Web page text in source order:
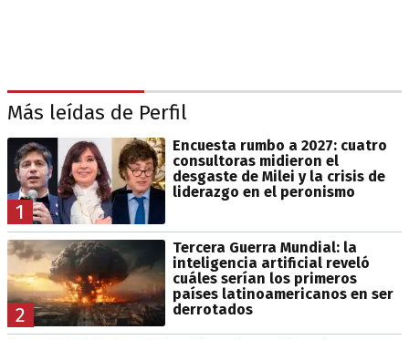
Más leídas de Perfil
1
Encuesta rumbo a 2027: cuatro
consultoras midieron el
desgaste de Milei y la crisis de
liderazgo en el peronismo
2
Tercera Guerra Mundial: la
inteligencia artificial reveló
cuáles serían los primeros
países latinoamericanos en ser
derrotados